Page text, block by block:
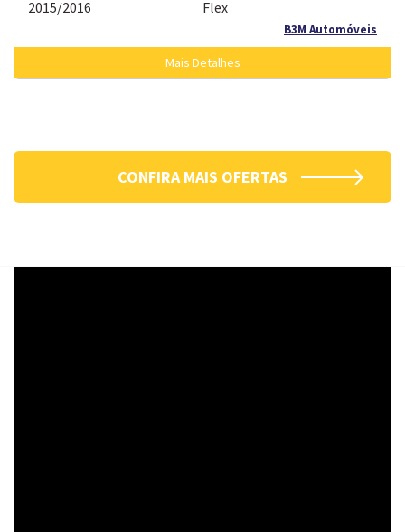
2015/2016
Flex
B3M Automóveis
Mais Detalhes
CONFIRA MAIS OFERTAS